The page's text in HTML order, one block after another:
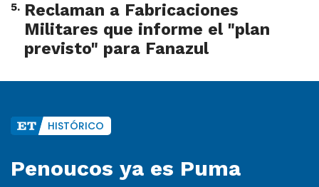
5. Reclaman a Fabricaciones
Militares que informe el "plan
previsto" para Fanazul
HISTÓRICO
Penoucos ya es Puma